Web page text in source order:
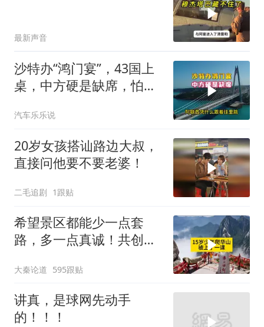
最新声音
沙特办“鸿门宴”，43国上
桌，中方硬是缺席，怕得
汽车乐乐说
20岁女孩搭讪路边大叔，
直接问他要不要老婆！
二毛追剧 1跟贴
希望景区都能少一点套
路，多一点真诚！共创良
大秦论道 595跟贴
讲真，是球网先动手
的！！！